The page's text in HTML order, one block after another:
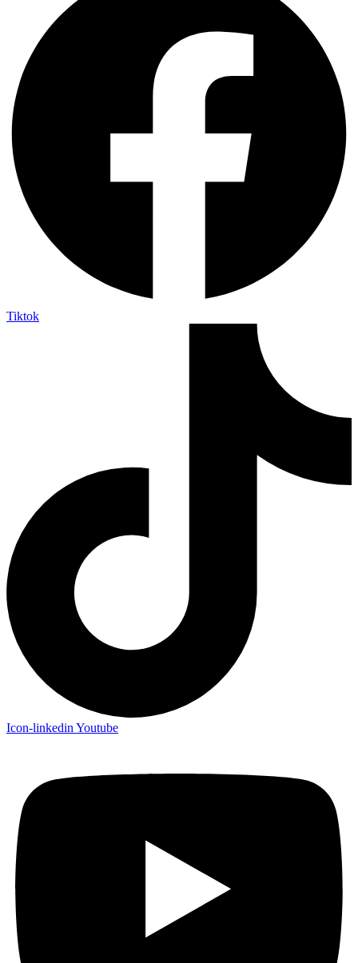
Tiktok
Icon-linkedin Youtube